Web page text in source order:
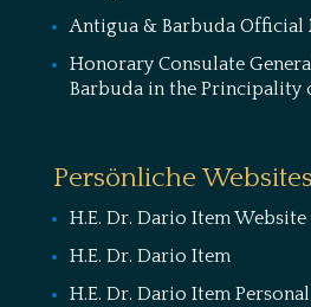
Antigua & Barbuda Official
Honorary Consulate
Barbuda in the Principality
Persönliche Websites
H.E. Dr. Dario Item Website
H.E. Dr. Dario Item
H.E. Dr. Dario Item